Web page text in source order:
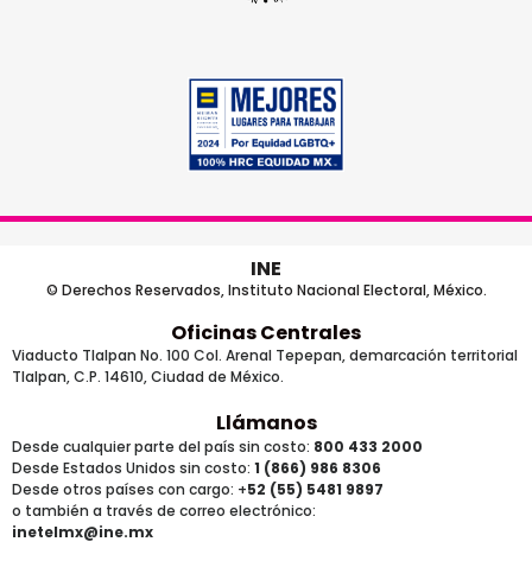
INE
© Derechos Reservados, Instituto Nacional Electoral, México.
Oficinas Centrales
Viaducto Tlalpan No. 100 Col. Arenal Tepepan, demarcación territorial
Tlalpan, C.P. 14610, Ciudad de México.
Llámanos
Desde cualquier parte del país sin costo: 800 433 2000
Desde Estados Unidos sin costo: 1 (866) 986 8306
Desde otros países con cargo: +52 (55) 5481 9897
o también a través de correo electrónico:
inetelmx@ine.mx